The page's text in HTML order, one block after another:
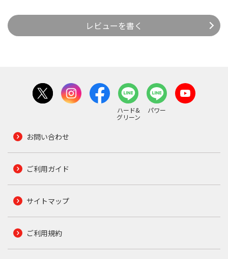
レビューを書く
ハード&
グリーン
パワー
お問い合わせ
ご利用ガイド
サイトマップ
ご利用規約